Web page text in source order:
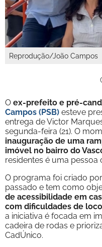
Reprodução/João Campos
O ex-prefeito e pré-
Campos (PSB) esteve
entrega de Victor
segunda-feira (21). O
inauguração de uma
imóvel no bairro do
residentes é uma pessoa
O programa foi criado
passado e tem como
de acessibilidade em
com dificuldades de
a iniciativa é focada em
cadeira de rodas e
CadÚnico.